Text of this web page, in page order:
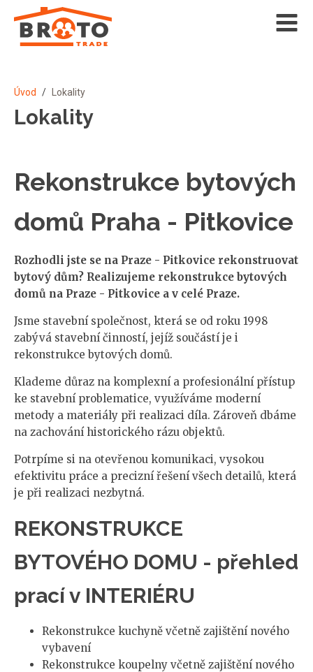
Úvod / Lokality
Lokality
Rekonstrukce bytových
domů Praha - Pitkovice
Rozhodli jste se na Praze - Pitkovice rekonstruovat
bytový dům? Realizujeme rekonstrukce bytových
domů na Praze - Pitkovice a v celé Praze.
Jsme stavební společnost, která se od roku 1998
zabývá stavební činností, jejíž součástí je i
rekonstrukce bytových domů.
Klademe důraz na komplexní a profesionální přístup
ke stavební problematice, využíváme moderní
metody a materiály při realizaci díla. Zároveň dbáme
na zachování historického rázu objektů.
Potrpíme si na otevřenou komunikaci, vysokou
efektivitu práce a precizní řešení všech detailů, která
je při realizaci nezbytná.
REKONSTRUKCE
BYTOVÉHO DOMU - přehled
prací v INTERIÉRU
Rekonstrukce kuchyně včetně zajištění nového
vybavení
Rekonstrukce koupelny včetně zajištění nového